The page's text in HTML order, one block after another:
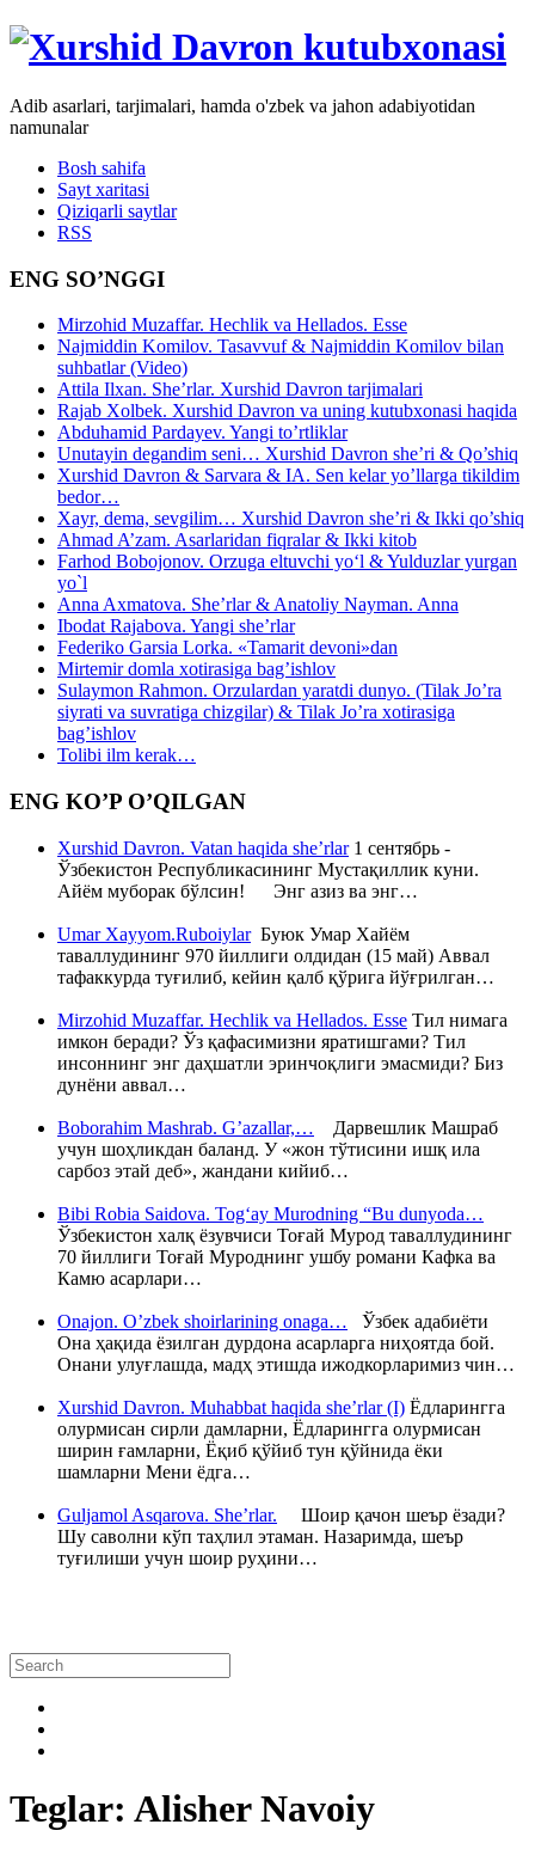
Adib asarlari, tarjimalari, hamda o'zbek va jahon adabiyotidan
namunalar
Bosh sahifa
Sayt xaritasi
Qiziqarli saytlar
RSS
ENG SO’NGGI
Mirzohid Muzaffar. Hechlik va Hellados. Esse
Najmiddin Komilov. Tasavvuf & Najmiddin Komilov bilan
suhbatlar (Video)
Attila Ilxan. She’rlar. Xurshid Davron tarjimalari
Rajab Xolbek. Xurshid Davron va uning kutubxonasi haqida
Abduhamid Pardayev. Yangi to’rtliklar
Unutayin degandim seni… Xurshid Davron she’ri & Qo’shiq
Xurshid Davron & Sarvara & IA. Sen kelar yo’llarga tikildim
bedor…
Xayr, dema, sevgilim… Xurshid Davron she’ri & Ikki qo’shiq
Ahmad A’zam. Asarlaridan fiqralar & Ikki kitob
Farhod Bobojonov. Orzuga eltuvchi yo‘l & Yulduzlar yurgan
yo`l
Anna Axmatova. She’rlar & Anatoliy Nayman. Anna
Ibodat Rajabova. Yangi she’rlar
Federiko Garsia Lorka. «Tamarit devoni»dan
Mirtemir domla xotirasiga bag’ishlov
Sulaymon Rahmon. Orzulardan yaratdi dunyo. (Tilak Jo’ra
siyrati va suvratiga chizgilar) & Tilak Jo’ra xotirasiga
bag’ishlov
Tolibi ilm kerak…
ENG KO’P O’QILGAN
Xurshid Davron. Vatan haqida she’rlar1 сентябрь -
Ўзбекистон Республикасининг Мустақиллик куни.
Айём муборак бўлсин! Энг азиз ва энг…
Umar Xayyom.RuboiylarБуюк Умар Хайём
таваллудининг 970 йиллиги олдидан (15 май) Аввал
тафаккурда туғилиб, кейин қалб қўрига йўғрилган…
Mirzohid Muzaffar. Hechlik va Hellados. Esse Тил нимага
имкон беради? Ўз қафасимизни яратишгами? Тил
инсоннинг энг даҳшатли эринчоқлиги эмасмиди? Биз
дунёни аввал…
Boborahim Mashrab. G’azallar,… Дарвешлик Машраб
учун шоҳликдан баланд. У «жон тўтисини ишқ ила
сарбоз этай деб», жандани кийиб…
Bibi Robia Saidova. Tog‘ay Murodning “Bu dunyoda…
Ўзбекистон халқ ёзувчиси Тоғай Мурод таваллудининг
70 йиллиги Тоғай Муроднинг ушбу романи Кафка ва
Камю асарлари…
Onajon. O’zbek shoirlarining onaga… Ўзбек адабиёти
Она ҳақида ёзилган дурдона асарларга ниҳоятда бой.
Онани улуғлашда, мадҳ этишда ижодкорларимиз чин…
Xurshid Davron. Muhabbat haqida she’rlar (I) Ёдларингга
олурмисан сирли дамларни, Ёдларингга олурмисан
ширин ғамларни, Ёқиб қўйиб тун қўйнида ёки
шамларни Мени ёдга…
Guljamol Asqarova. She’rlar. Шоир қачон шеър ёзади?
Шу саволни кўп таҳлил этаман. Назаримда, шеър
туғилиши учун шоир руҳини…
Teglar: Alisher Navoiy